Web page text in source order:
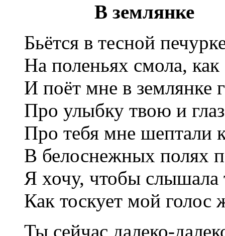
В землянке
Бьётся в тесной
На поленьях смола, как
И поёт мне в землянке
Про улыбку твою и
Про тебя мне шептали
В белоснежных полях
Я хочу, чтобы слышала
Как тоскует мой голос
Ты сейчас далеко-